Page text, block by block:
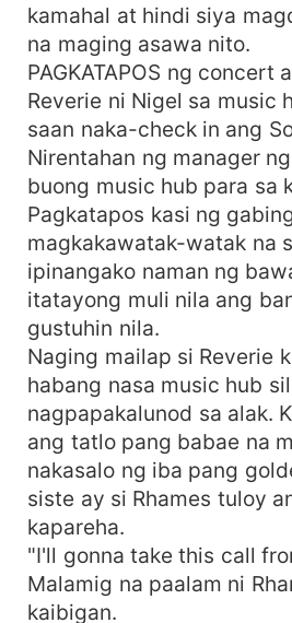
kamahal at hindi siya
na maging asawa nito.
PAGKATAPOS ng concert
Reverie ni Nigel sa music
saan naka-check in ang
Nirentahan ng manager
buong music hub para sa
Pagkatapos kasi ng
magkakawatak-watak na
ipinangako naman ng
itatayong muli nila ang
gustuhin nila.
Naging mailap si Reverie
habang nasa music hub
nagpapakalunod sa alak.
ang tatlo pang babae na
nakasalo ng iba pang
siste ay si Rhames tuloy
kapareha.
"I'll gonna take this call
Malamig na paalam ni
kaibigan.